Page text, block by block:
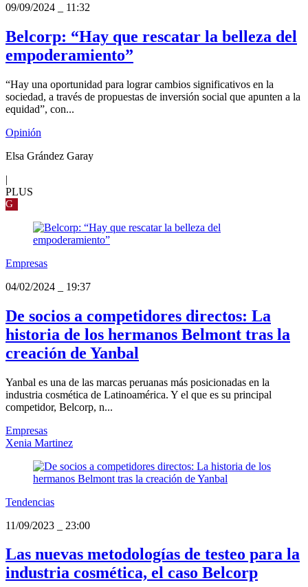
09/09/2024
11:32
Belcorp: “Hay que rescatar la belleza del
empoderamiento”
“Hay una oportunidad para lograr cambios significativos en la
sociedad, a través de propuestas de inversión social que apunten a la
equidad”, con...
Opinión
Elsa Grández Garay
|
PLUS
G
Empresas
04/02/2024
19:37
De socios a competidores directos: La
historia de los hermanos Belmont tras la
creación de Yanbal
Yanbal es una de las marcas peruanas más posicionadas en la
industria cosmética de Latinoamérica. Y el que es su principal
competidor, Belcorp, n...
Empresas
Xenia Martinez
Tendencias
11/09/2023
23:00
Las nuevas metodologías de testeo para la
industria cosmética, el caso Belcorp